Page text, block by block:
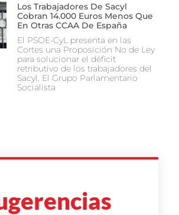
Los Trabajadores De Sacyl
Cobran 14.000 Euros Menos Que
En Otras CCAA De España
El PSOE-CyL presenta en las
Cortes una Proposición No de Ley
para solucionar el déficit
retributivo de los trabajadores del
Sacyl. El Grupo Parlamentario
Socialista